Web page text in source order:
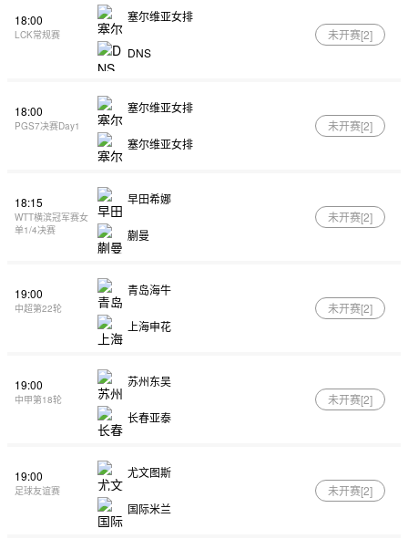
18:00
LCK常规赛
塞尔维亚女排
DNS
未开赛[2]
18:00
PGS7决赛Day1
塞尔维亚女排
塞尔维亚女排
未开赛[2]
18:15
WTT横滨冠军赛女
单1/4决赛
早田希娜
蒯曼
未开赛[2]
19:00
中超第22轮
青岛海牛
上海申花
未开赛[2]
19:00
中甲第18轮
苏州东吴
长春亚泰
未开赛[2]
19:00
足球友谊赛
尤文图斯
国际米兰
未开赛[2]